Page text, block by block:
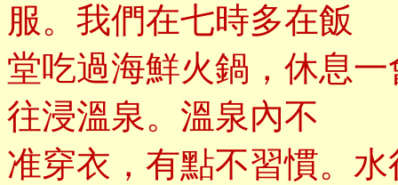
服。我們在七時多在飯
堂吃過海鮮火鍋，休息
往浸溫泉。溫泉內不
准穿衣，有點不習慣。